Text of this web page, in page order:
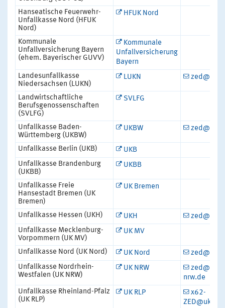
Hanseatische Feuerwehr-
Unfallkasse Nord (HFUK
Nord)
HFUK Nord
Kommunale
Unfallversicherung Bayern
(ehem. Bayerischer GUVV)
Kommunale
Unfallversicherung
Bayern
Landesunfallkasse
Niedersachsen (LUKN)
LUKN
Landwirtschaftliche
Berufsgenossenschaften
(SVLFG)
SVLFG
Unfallkasse Baden-
Württemberg (UKBW)
UKBW
Unfallkasse Berlin (UKB)
UKB
Unfallkasse Brandenburg
(UKBB)
UKBB
Unfallkasse Freie
Hansestadt Bremen (UK
Bremen)
UK Bremen
Unfallkasse Hessen (UKH) UKH
Unfallkasse Mecklenburg-
Vorpommern (UK MV)
UK MV
Unfallkasse Nord (UK Nord) UK Nord
zed@uk-
Unfallkasse Nordrhein-
Westfalen (UK NRW)
UK NRW
nrw.de
Unfallkasse Rheinland-Pfalz
(UK RLP)
UK RLP
x62-